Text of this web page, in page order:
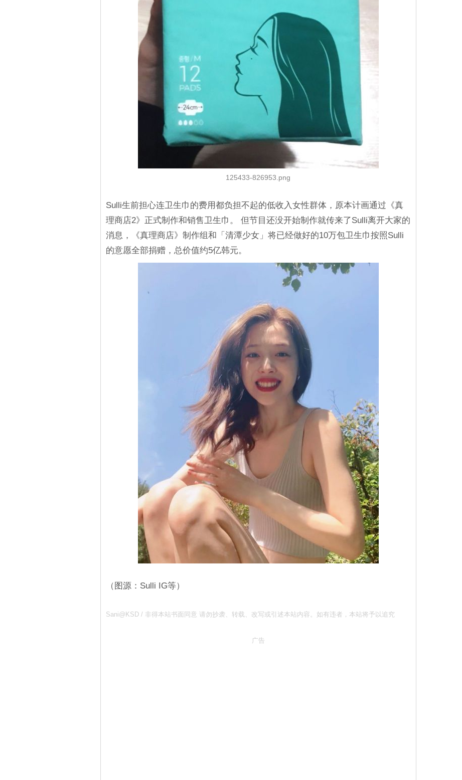
125433-826953.png
Sulli生前担心连卫生巾的费用都负担不起的低收入女性群体，原本计画通过《真
理商店2》正式制作和销售卫生巾。 但节目还没开始制作就传来了Sulli离开大家的
消息，《真理商店》制作组和「清潭少女」将已经做好的10万包卫生巾按照Sulli
的意愿全部捐赠，总价值约5亿韩元。
（图源：Sulli IG等）
Sani@KSD / 非得本站书面同意 请勿抄袭、转载、改写或引述本站内容。如有违者，本站将予以追究
广告